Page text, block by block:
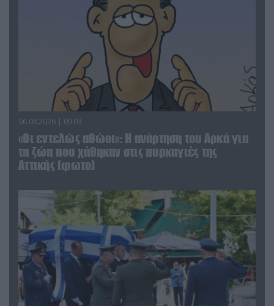
06.08.2026 | 09:03
«Οι εντελώς αθώοι»: Η ανάρτηση του Αρκά για
τα ζώα που χάθηκαν στις πυρκαγιές της
Αττικής (φωτο)